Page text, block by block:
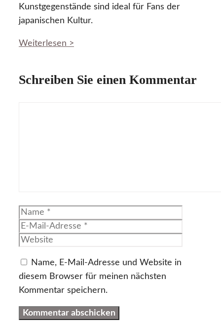
Kunstgegenstände sind ideal für Fans der
japanischen Kultur.
Weiterlesen >
Schreiben Sie einen Kommentar
Name
Name, E-Mail-Adresse und Website in
diesem Browser für meinen nächsten
Kommentar speichern.